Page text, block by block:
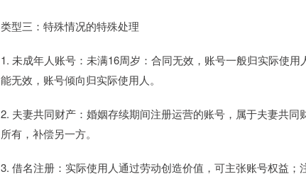
类型三：特殊情况的特殊处理
1. 未成年人账号：未满16周岁：合同无效，账号一般归实际使
能无效，账号倾向归实际使用人。
2. 夫妻共同财产：婚姻存续期间注册运营的账号，属于夫妻共
所有，补偿另一方。
3. 借名注册：实际使用人通过劳动创造价值，可主张账号权益